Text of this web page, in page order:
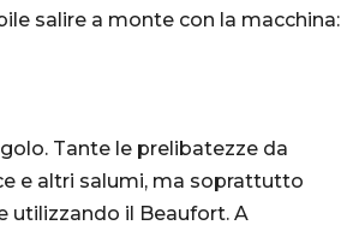
salire a monte con la macchina:
Tante le prelibatezze da
e altri salumi, ma soprattutto
il Beaufort. A